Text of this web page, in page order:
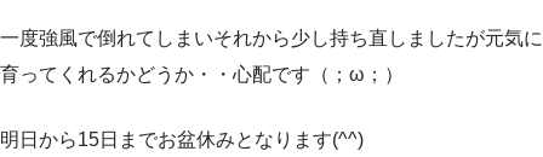
一度強風で倒れてしまいそれから少し持ち直しましたが元気に
育ってくれるかどうか・・心配です（；ω；）
明日から15日までお盆休みとなります(^^)